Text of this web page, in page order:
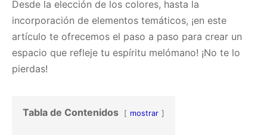
Desde la elección de los colores, hasta la
incorporación de elementos temáticos, ¡en este
artículo te ofrecemos el paso a paso para crear un
espacio que refleje tu espíritu melómano! ¡No te lo
pierdas!
Tabla de Contenidos mostrar